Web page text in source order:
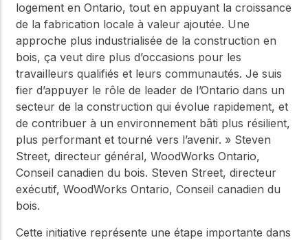
logement en Ontario, tout en appuyant la croissance
de la fabrication locale à valeur ajoutée. Une
approche plus industrialisée de la construction en
bois, ça veut dire plus d’occasions pour les
travailleurs qualifiés et leurs communautés. Je suis
fier d’appuyer le rôle de leader de l’Ontario dans un
secteur de la construction qui évolue rapidement, et
de contribuer à un environnement bâti plus résilient,
plus performant et tourné vers l’avenir. » Steven
Street, directeur général, WoodWorks Ontario,
Conseil canadien du bois. Steven Street, directeur
exécutif, WoodWorks Ontario, Conseil canadien du
bois.
Cette initiative représente une étape importante dans